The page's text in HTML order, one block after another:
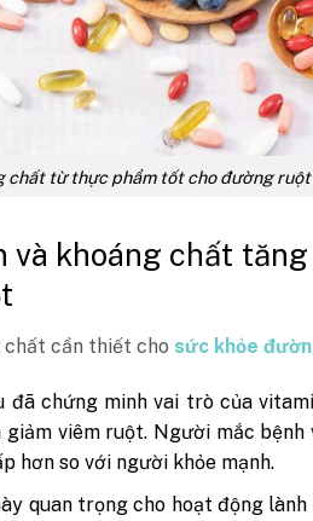
chất từ thực phẩm tốt cho đường
và khoáng chất
chất cần thiết cho sức khỏe
đã chứng minh vai trò của
giảm viêm ruột. Người mắc
hơn so với người khỏe mạnh.
quan trọng cho hoạt động